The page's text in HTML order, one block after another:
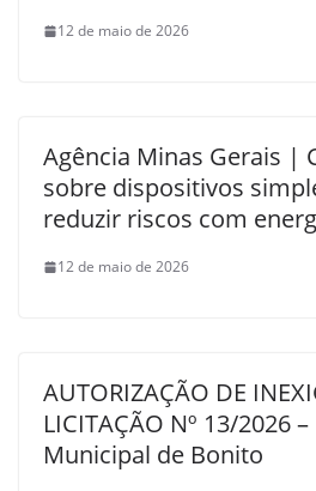
12 de maio de 2026
Agência Minas Gerais |
sobre dispositivos
reduzir riscos com
12 de maio de 2026
AUTORIZAÇÃO DE
LICITAÇÃO Nº 13/2026
Municipal de Bonito